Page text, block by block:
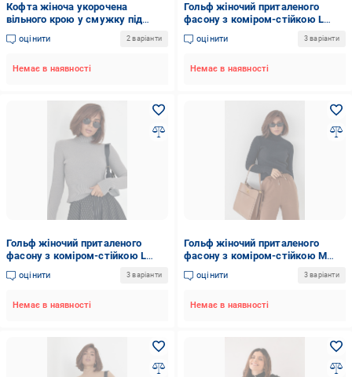
Кофта жіноча укорочена
вільного крою у смужку під
горло One Size (393385-1)
оцінити 2 варіанти
Немає в наявності
Гольф жіночий приталеного
фасону з коміром-стійкою L
Молочний (12575867)
оцінити 3 варіанти
Немає в наявності
Гольф жіночий приталеного
фасону з коміром-стійкою L
Сірий (12575868)
оцінити 3 варіанти
Немає в наявності
Гольф жіночий приталеного
фасону з коміром-стійкою M
Чорний (12575871)
оцінити 3 варіанти
Немає в наявності